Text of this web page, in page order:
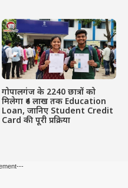
गोपालगंज के 2240 छात्रों को
मिलेगा ₹4 लाख तक Education
Loan, जानिए Student Credit
Card की पूरी प्रक्रिया